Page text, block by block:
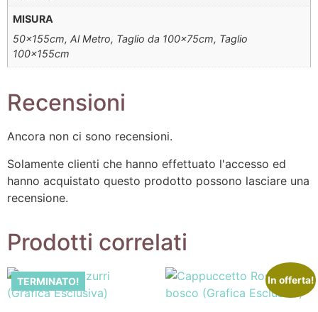
MISURA
50x155cm, Al Metro, Taglio da 100x75cm, Taglio
100x155cm
Recensioni
Ancora non ci sono recensioni.
Solamente clienti che hanno effettuato l'accesso ed
hanno acquistato questo prodotto possono lasciare una
recensione.
Prodotti correlati
TERMINATO! In offerta!